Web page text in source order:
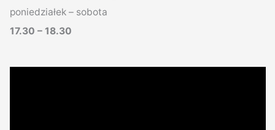
poniedziałek – sobota
17.30 – 18.30